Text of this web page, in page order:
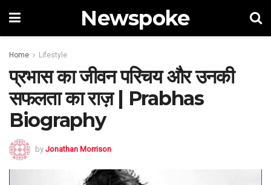
Newspoke
Home Lifestyle
प्रभास का जीवन परिचय और उनकी
सफलता का राज़ | Prabhas
Biography
by Jonathan Morrison